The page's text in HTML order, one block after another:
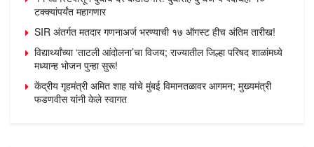
टक्क्यांपर्यंत महागणार
SIR अंतर्गत मतदार गणनाअर्ज भरण्याची १७ ऑगस्ट हीच अंतिम तारीख!
विद्यार्थ्यांच्या ‘ताटली आंदोलना’चा विजय; राज्यातील जिल्हा परिषद शाळांमध्ये
मध्यान्ह भोजन पुन्हा सुरू!
केंद्रीय गृहमंत्री अमित शाह यांचे मुंबई विमानतळावर आगमन; मुख्यमंत्री
फडणवीस यांनी केले स्वागत